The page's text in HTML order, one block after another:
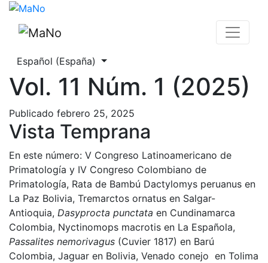
Vol. 11 Núm. 1 (2025)
Cambiar el idioma. El actual es:
Español (España)
Vol. 11 Núm. 1 (2025)
Publicado febrero 25, 2025
Vista Temprana
En este número: V Congreso Latinoamericano de
Primatología y IV Congreso Colombiano de
Primatología, Rata de Bambú Dactylomys peruanus en
La Paz Bolivia, Tremarctos ornatus en Salgar-
Antioquia, Dasyprocta punctata en Cundinamarca
Colombia, Nyctinomops macrotis en La Española,
Passalites nemorivagus (Cuvier 1817) en Barú
Colombia, Jaguar en Bolivia, Venado conejo en Tolima